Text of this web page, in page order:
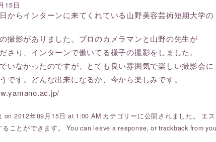
15日
からインターンに来てくれている山野美容芸術短期大学の
撮影がありました。プロのカメラマンと山野の先生が
さり、インターンで働いてる様子の撮影をしました。
いなかったのですが、とても良い雰囲気で楽しい撮影会に
です。どんな出来になるか、今から楽しみです。
on 2012年09月15日 at 1:00 AM カテゴリーに公開されました。 エ
ることができます。 You canleave a response, ortrackback from